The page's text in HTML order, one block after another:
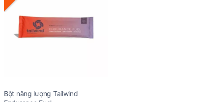
Bột năng lượng Tailwind